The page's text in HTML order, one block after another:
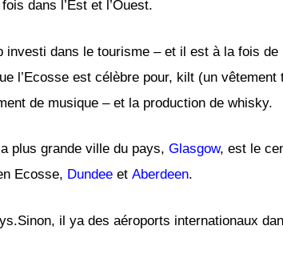
dans l’Est et l’Ouest.
dans le tourisme – et il est à la fois de
l’Ecosse est célèbre pour, kilt (un vêtement
de musique – et la production de whisky.
plus grande ville du pays, Glasgow, est le
Ecosse, Dundee et Aberdeen.
il ya des aéroports internationaux